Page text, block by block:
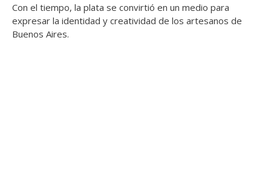
Con el tiempo, la plata se convirtió en un medio para
expresar la identidad y creatividad de los artesanos de
Buenos Aires.